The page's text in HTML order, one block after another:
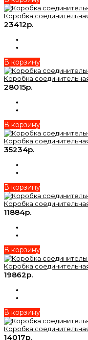
Коробка
23412р.
В корзину
Коробка
28015р.
В корзину
Коробка
35234р.
В корзину
Коробка
11884р.
В корзину
Коробка
19862р.
В корзину
Коробка
14017р.